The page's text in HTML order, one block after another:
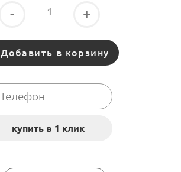
- +
Добавить в корзину